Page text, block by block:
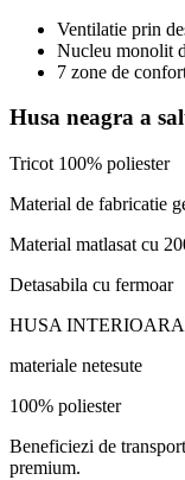
Ventilatie prin
Nucleu monolit
7 zone de
Husa neagra a
Tricot 100% poliester
Material de fabricatie
Material matlasat cu
Detasabila cu fermoar
HUSA INTERIOARA
materiale netesute
100% poliester
Beneficiezi de
premium.